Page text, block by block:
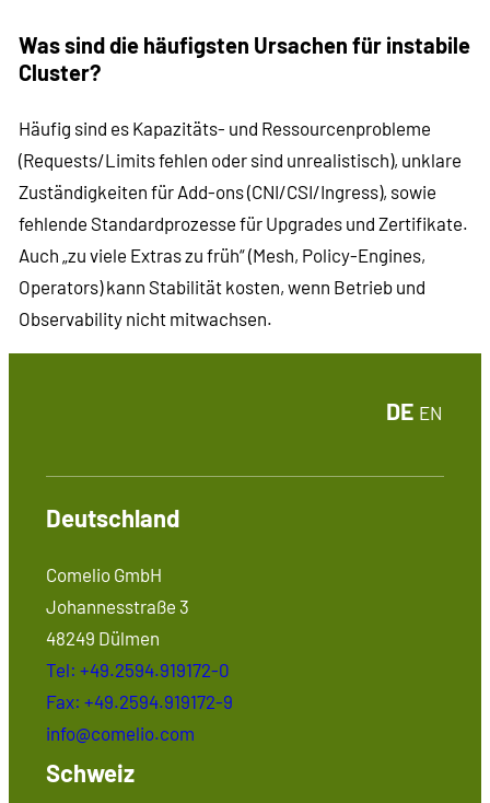
Was sind die häufigsten Ursachen für instabile
Cluster?
Häufig sind es Kapazitäts- und Ressourcenprobleme
(Requests/Limits fehlen oder sind unrealistisch), unklare
Zuständigkeiten für Add-ons (CNI/CSI/Ingress), sowie
fehlende Standardprozesse für Upgrades und Zertifikate.
Auch „zu viele Extras zu früh“ (Mesh, Policy-Engines,
Operators) kann Stabilität kosten, wenn Betrieb und
Observability nicht mitwachsen.
DE EN
Deutschland
Comelio GmbH
Johannesstraße 3
48249 Dülmen
Tel: +49.2594.919172-0
Fax: +49.2594.919172-9
info@comelio.com
Schweiz